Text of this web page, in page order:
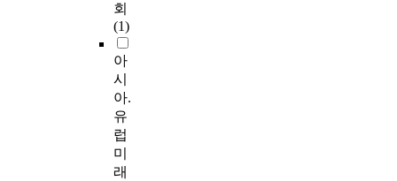
회
(1)
아
시
아.
유
럽
미
래